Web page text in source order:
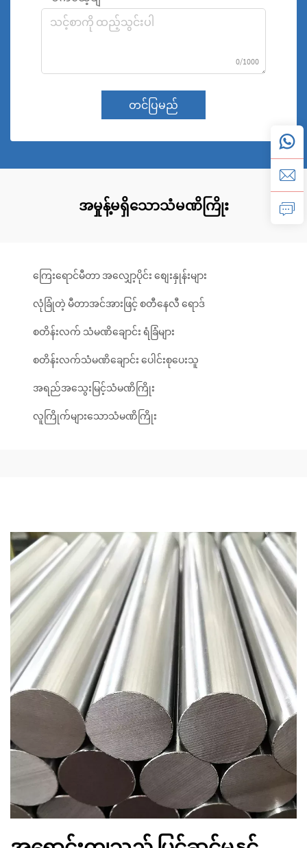
0/1000
တင်ပြမည်
အမှုန့်မရှိသောသံမဏိကြိုး
ကြေးရောင်မီတာ အလျှော့ပိုင်း စျေးနှုန်းများ
လုံခြုံတဲ့ မီတာအင်အားဖြင့် စတီနေလီ ရောဒ်
စတိန်းလက် သံမဏိချောင်း ရံခြံများ
စတိန်းလက်သံမဏိချောင်း ပေါင်းစုပေးသူ
အရည်အသွေးမြင့်သံမဏိကြိုး
လူကြိုက်များသောသံမဏိကြိုး